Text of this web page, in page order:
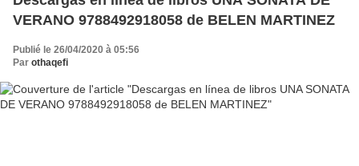
VERANO 9788492918058 de BELEN MARTINEZ
Publié le 26/04/2020 à 05:56
Par othaqefi